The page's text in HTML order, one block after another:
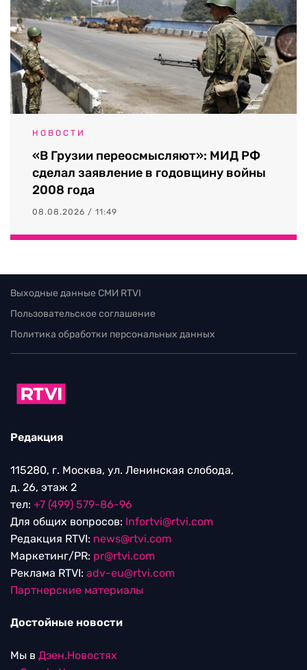
НОВОСТИ
«В Грузии переосмысляют»: МИД РФ
сделал заявление в годовщину войны
2008 года
08.08.2026 / 11:49
Выходные данные СМИ RTVI
Пользовательское соглашение
Политика обработки персональных данных
Редакция
115280, г. Москва, ул. Ленинская слобода,
д. 26, этаж 2
тел: +7 (499) 579-86-96
Для общих вопросов: Infortvi@rtvi.com
Редакция RTVI: news@rtvi.com
Маркетинг/PR: pr@rtvi.com
Реклама RTVI: adv-eu@rtvi.com
Партнерские материалы
Достойные новости
Мы в Дзен.Новостях